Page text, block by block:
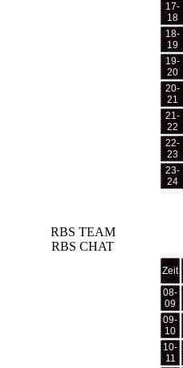
RBS TEAM
RBS CHAT
17-
18
18-
19
19-
20
20-
21
21-
22
22-
23
23-
24
Zeit
08-
09
09-
10
10-
11